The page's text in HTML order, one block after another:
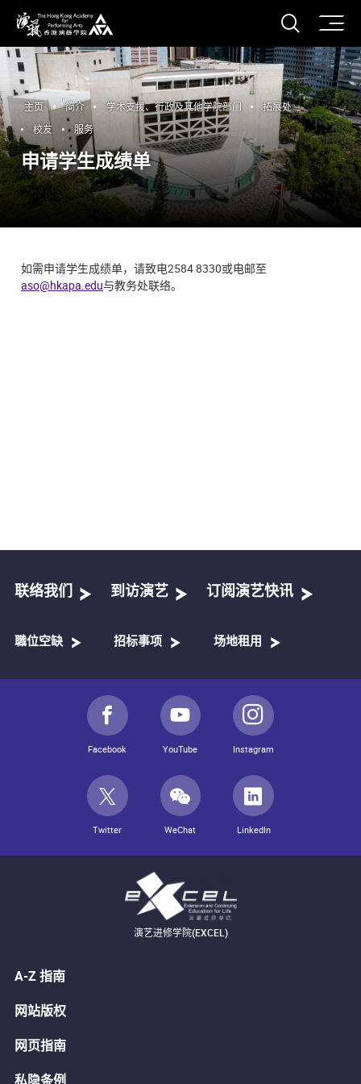
香港演艺学院
打开
主页 简介 学术支援、行政及其他学院部门
拓展处
校友
服务
申请学生成绩单
如需申请学生成绩单，请致电2584 8330或电邮至
aso@hkapa.edu与教务处联络。
联络我们 到访演艺 订阅演艺快讯
職位空缺 招标事项 场地租用
Facebook YouTube Instagram
Twitter WeChat LinkedIn
演艺进修学院(EXCEL)
A-Z 指南
网站版权
网页指南
私隐条例